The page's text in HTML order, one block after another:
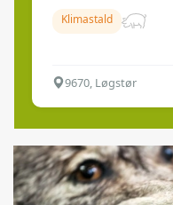
Klimastald
9670, Løgstør